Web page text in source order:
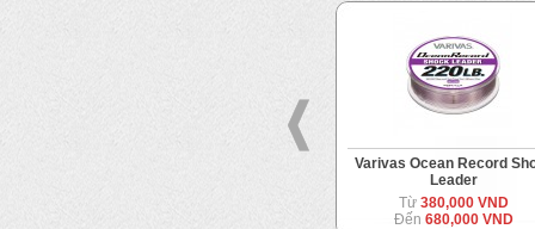
Varivas Ocean Record
Leader
Từ 380,000 VND
Đến 680,000 VND